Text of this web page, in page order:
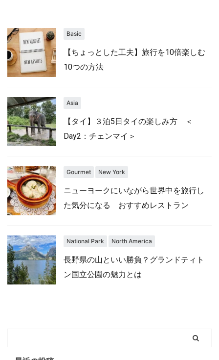
Basic
【ちょっとした工夫】旅行を10倍楽しむ
10つの方法
Asia
【タイ】３泊5日タイの楽しみ方 ＜
Day2：チェンマイ＞
Gourmet New York
ニューヨークにいながら世界中を旅行し
た気分になる おすすめレストラン
National Park North America
長野県の山といい勝負？グランドティト
ン国立公園の魅力とは